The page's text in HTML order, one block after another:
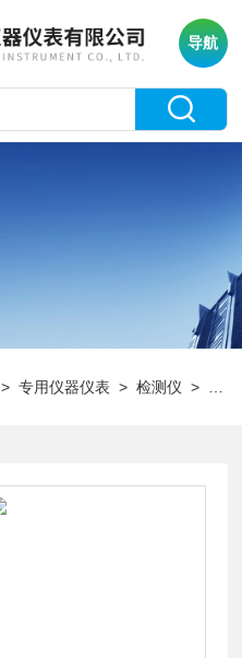
导航
>专用仪器仪表 >检测仪 > HAD-NR200H氧化皮堆积检测仪